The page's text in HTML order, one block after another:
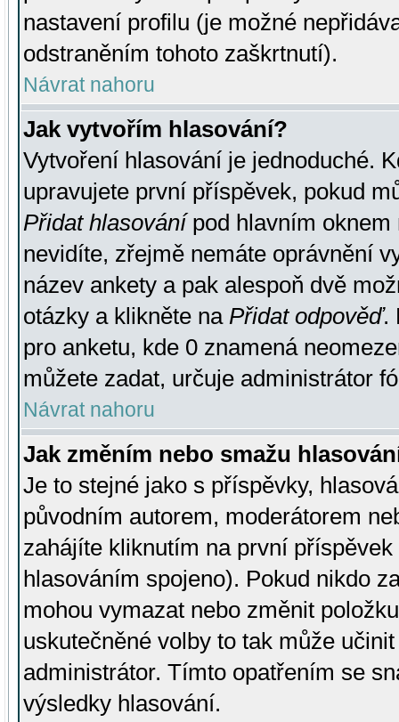
nastavení profilu (je možné
odstraněním tohoto zaškrtnutí).
Návrat nahoru
Jak vytvořím hlasování?
Vytvoření hlasování je jednoduché.
upravujete první příspěvek, pokud
Přidat hlasovánípod hlavním oknem
nevidíte, zřejmě nemáte oprávnění
název ankety a pak alespoň dvě
otázky a klikněte na Přidat odpověď.
pro anketu, kde 0 znamená
můžete zadat, určuje administrátor
Návrat nahoru
Jak změním nebo smažu
Je to stejné jako s příspěvky,
původním autorem, moderátorem
zahájíte kliknutím na první
hlasováním spojeno). Pokud nikdo
mohou vymazat nebo změnit
uskutečněné volby to tak může
administrátor. Tímto opatřením se
výsledky hlasování.